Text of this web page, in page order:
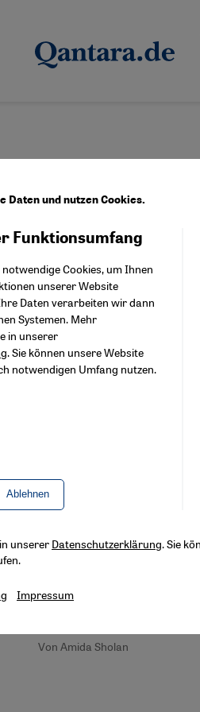
Bedrohte Schätze der
militärischen Konflikt mit
historischer Gebäude und
Von Amida Sholan
und nutzen Cookies.
Funktionsumfang
Cookies, um Ihnen
unserer Website
Daten verarbeiten wir dann
Systemen. Mehr
in unserer
. Sie können unsere Website
notwendigen Umfang nutzen.
Ablehnen
unserer Datenschutzerklärung. Sie
Impressum